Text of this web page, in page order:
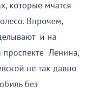
которые мчатся
Впрочем,
и на
проспекте Ленина,
не так давно
без